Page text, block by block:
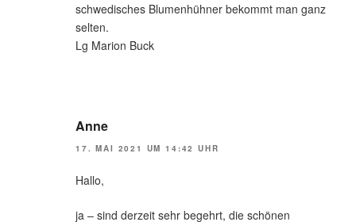
schwedisches Blumenhühner bekommt man ganz
selten.
Lg Marion Buck
Anne
17. MAI 2021 UM 14:42 UHR
Hallo,
ja – sind derzeit sehr begehrt, die schönen